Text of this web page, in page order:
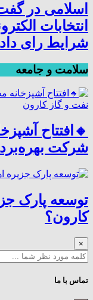
اسلامی در
انتخابات
شرایط رای
سلامت و جامعه
شرکت
توسعه پارک
کارون؟
×
تماس با ما